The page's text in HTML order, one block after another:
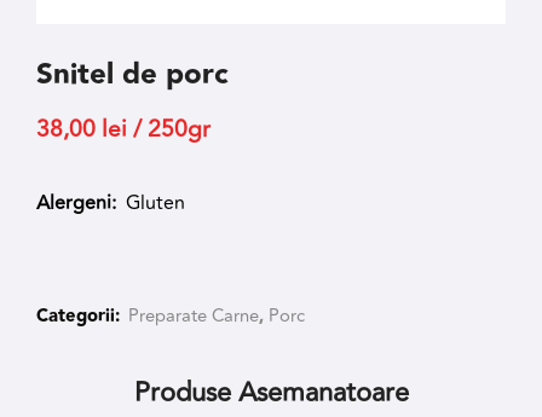
Snitel de porc
38,00 lei / 250gr
Alergeni: Gluten
Categorii: Preparate Carne, Porc
Produse Asemanatoare